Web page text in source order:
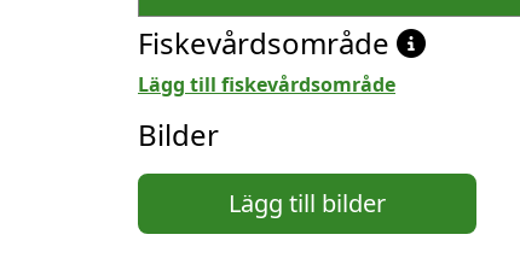
Fiskevårdsområde
Lägg till fiskevårdsområde
Bilder
Lägg till bilder